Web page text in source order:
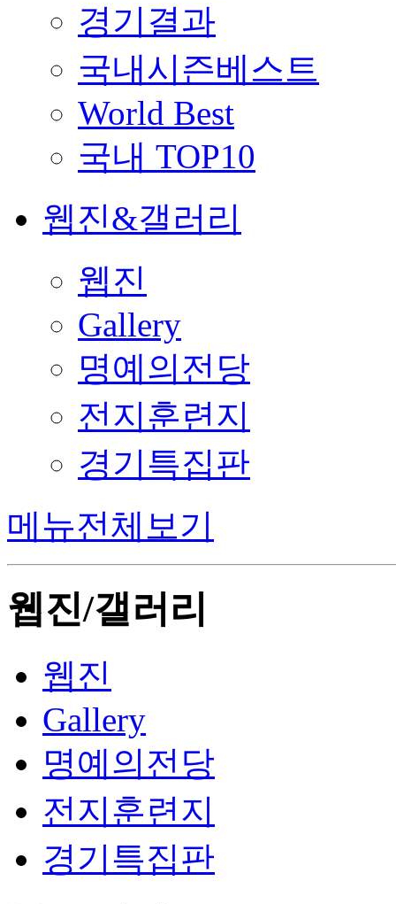
경기결과
국내시즌베스트
World Best
국내 TOP10
웹진&갤러리
웹진
Gallery
명예의전당
전지훈련지
경기특집판
메뉴전체보기
웹진/갤러리
웹진
Gallery
명예의전당
전지훈련지
경기특집판